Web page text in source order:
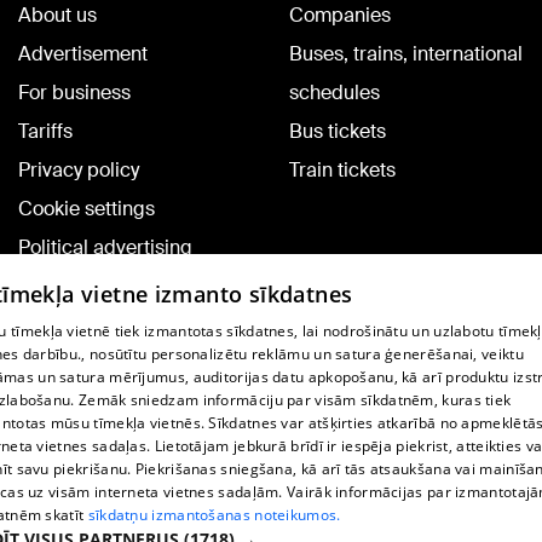
About us
Advertisement
For business
Tariffs
Privacy policy
Cookie settings
Political advertising
Cookie policy
Commenting terms
Companies
Buses, trains, international
schedules
Bus tickets
Train tickets
TV program
Contract rules
360 Ziņu kontakti
Helio Media
vietne izmanto sīkdatnes
tīmekļa vietnē tiek izmantotas sīkdatnes, lai nodrošinātu un uzlabotu
darbību., nosūtītu personalizētu reklāmu un satura ģenerēšanai, veiktu
un satura mērījumus, auditorijas datu apkopošanu, kā arī produktu
Zemāk sniedzam informāciju par visām sīkdatnēm, kuras tiek
mūsu tīmekļa vietnēs. Sīkdatnes var atšķirties atkarībā no
vietnes sadaļas. Lietotājam jebkurā brīdī ir iespēja piekrist, atteikties
savu piekrišanu. Piekrišanas sniegšana, kā arī tās atsaukšana vai
uz visām interneta vietnes sadaļām. Vairāk informācijas par
skatīt sīkdatņu izmantošanas noteikumos.